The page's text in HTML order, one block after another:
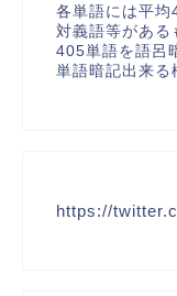
各単語には平
対義語等がある
405単語を語呂
単語暗記出来る
https://